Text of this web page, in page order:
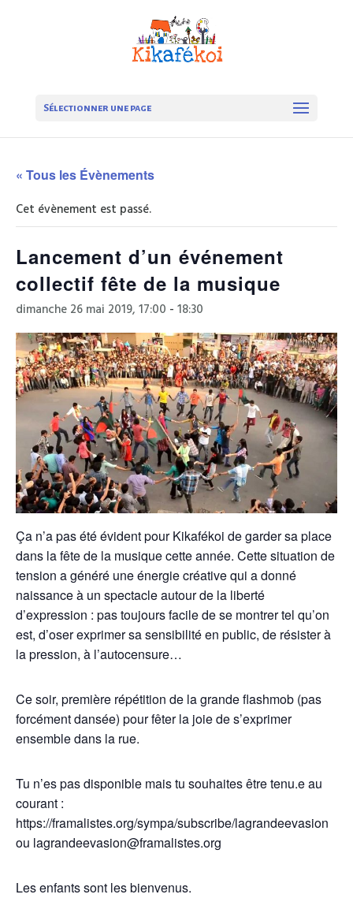
Sélectionner une page
« Tous les Évènements
Cet évènement est passé.
Lancement d’un événement
collectif fête de la musique
dimanche 26 mai 2019, 17:00 - 18:30
Ça n’a pas été évident pour Kikafékoi de garder sa place
dans la fête de la musique cette année. Cette situation de
tension a généré une énergie créative qui a donné
naissance à un spectacle autour de la liberté
d’expression : pas toujours facile de se montrer tel qu’on
est, d’oser exprimer sa sensibilité en public, de résister à
la pression, à l’autocensure…
Ce soir, première répétition de la grande flashmob (pas
forcément dansée) pour fêter la joie de s’exprimer
ensemble dans la rue.
Tu n’es pas disponible mais tu souhaites être tenu.e au
courant :
https://framalistes.org/sympa/subscribe/lagrandeevasion
ou lagrandeevasion@framalistes.org
Les enfants sont les bienvenus.